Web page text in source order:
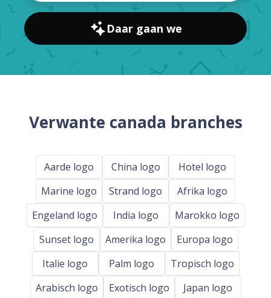
Daar gaan we
Verwante canada branches
Aarde logo China logo
Hotel logo
Marine logo
Strand logo
Afrika logo
Engeland logo
India logo
Marokko logo
Sunset logo
Amerika logo
Europa logo
Italie logo
Palm logo
Tropisch logo
Arabisch logo
Exotisch logo
Japan logo